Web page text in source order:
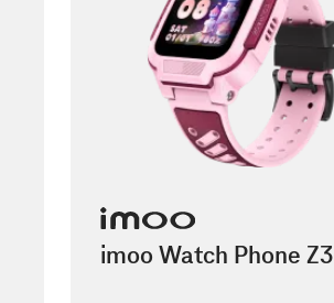
imoo Watch Phone Z3